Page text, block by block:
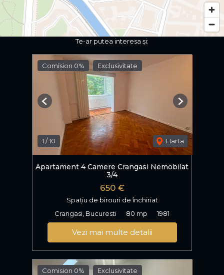
Te-ar putea interesa și:
Comision 0% Exclusivitate
1 /10 Harta
Previous Next
Apartament 4 Camere Crangasi Nemobilat
3/4
650 €
Spațiu de birouri de închiriat
Crangasi, Bucuresti
80 mp 1981
Vezi mai multe detalii
Comision 0% Exclusivitate